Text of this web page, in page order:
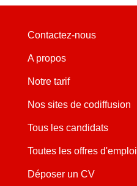
Contactez-nous
A propos
Notre tarif
Nos sites de codiffusion
Tous les candidats
Toutes les offres d'emploi
Déposer un CV